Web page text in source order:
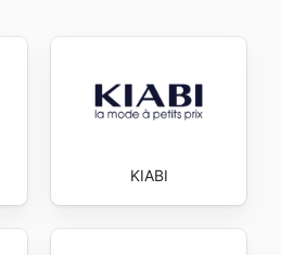
KIABI